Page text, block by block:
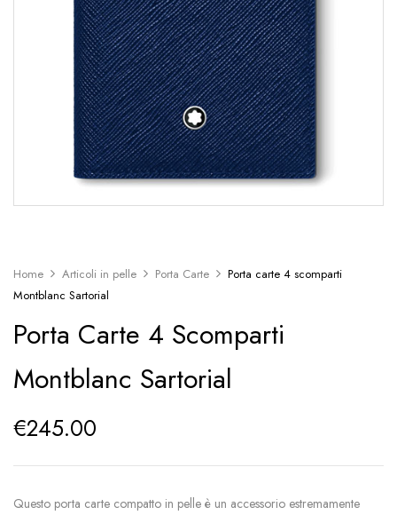
Home Articoli in pelle Porta Carte
Porta carte 4 scomparti
Montblanc Sartorial
Porta Carte 4 Scomparti
Montblanc Sartorial
€245.00
Questo porta carte compatto in pelle è un accessorio estremamente